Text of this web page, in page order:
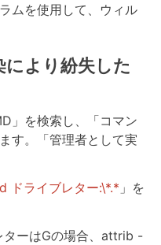
ムを使用して、ウィル
より紛失した
」を検索し、「コマン
す。「管理者として実
ライブレター:\*.* 」を
ターはGの場合、attrib -